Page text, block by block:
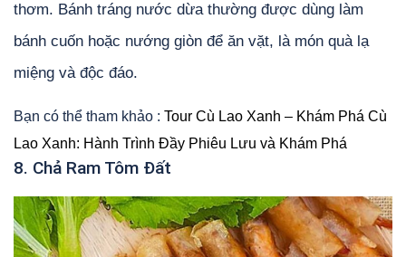
thơm. Bánh tráng nước dừa thường được dùng làm
bánh cuốn hoặc nướng giòn để ăn vặt, là món quà lạ
miệng và độc đáo.
Bạn có thể tham khảo : Tour Cù Lao Xanh – Khám Phá Cù
Lao Xanh: Hành Trình Đầy Phiêu Lưu và Khám Phá
8. Chả Ram Tôm Đất